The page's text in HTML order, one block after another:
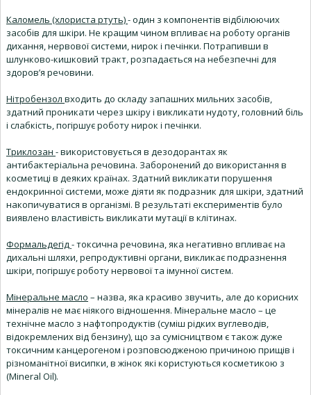
Каломель (хлориста ртуть)- один з компонентів відбілюючих
засобів для шкіри. Не кращим чином впливає на роботу органів
дихання, нервової системи, нирок і печінки. Потрапивши в
шлунково-кишковий тракт, розпадається на небезпечні для
здоров’я речовини.
Нітробензол входить до складу запашних мильних засобів,
здатний проникати через шкіру і викликати нудоту, головний біль
і слабкість, погіршує роботу нирок і печінки.
Триклозан - використовується в дезодорантах як
антибактеріальна речовина. Заборонений до використання в
косметиці в деяких країнах. Здатний викликати порушення
ендокринної системи, може діяти як подразник для шкіри, здатний
накопичуватися в організмі. В результаті експериментів було
виявлено властивість викликати мутації в клітинах.
Формальдегід- токсична речовина, яка негативно впливає на
дихальні шляхи, репродуктивні органи, викликає подразнення
шкіри, погіршує роботу нервової та імунної систем.
Мінеральне масло – назва, яка красиво звучить, але до корисних
мінералів не має ніякого відношення. Мінеральне масло – це
технічне масло з нафтопродуктів (суміш рідких вуглеводів,
відокремлених від бензину), що за сумісництвом є також дуже
токсичним канцерогеном і розповсюдженою причиною прищів і
різноманітної висипки, в жінок які користуються косметикою з
(Mineral Oil).